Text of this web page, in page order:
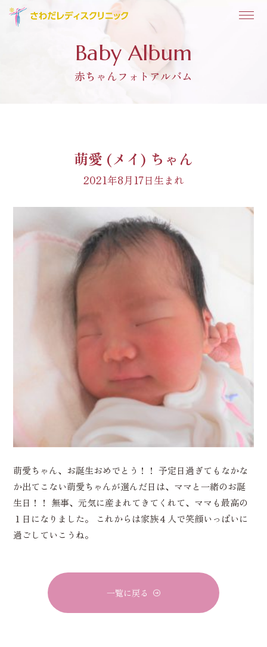
Baby Album
赤ちゃんフォトアルバム
萌愛 (メイ) ちゃん
2021年8月17日生まれ
萌愛ちゃん、お誕生おめでとう！！ 予定日過ぎてもなかな
か出てこない萌愛ちゃんが選んだ日は、ママと一緒のお誕
生日！！ 無事、元気に産まれてきてくれて、ママも最高の
１日になりました。 これからは家族４人で笑顔いっぱいに
過ごしていこうね。
一覧に戻る